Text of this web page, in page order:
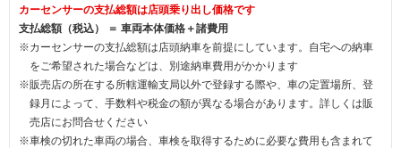
カーセンサーの支払総額は店頭乗り出し価格です
支払総額（税込） ＝ 車両本体価格＋諸費用
※カーセンサーの支払総額は店頭納車を前提にしています。自宅への納車
をご希望された場合などは、別途納車費用がかかります
※販売店の所在する所轄運輸支局以外で登録する際や、車の定置場所、登
録月によって、手数料や税金の額が異なる場合があります。詳しくは販
売店にお問合せください
※車検の切れた車両の場合、車検を取得するために必要な費用も含まれて